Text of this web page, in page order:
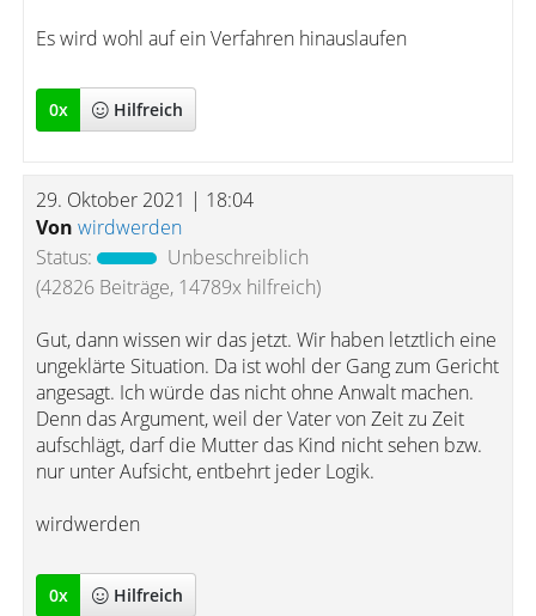
Es wird wohl auf ein Verfahren hinauslaufen
0x Hilfreich
29. Oktober 2021 | 18:04
Von wirdwerden
Status:
Unbeschreiblich
(42826 Beiträge, 14789x hilfreich)
Gut, dann wissen wir das jetzt. Wir haben letztlich eine
ungeklärte Situation. Da ist wohl der Gang zum Gericht
angesagt. Ich würde das nicht ohne Anwalt machen.
Denn das Argument, weil der Vater von Zeit zu Zeit
aufschlägt, darf die Mutter das Kind nicht sehen bzw.
nur unter Aufsicht, entbehrt jeder Logik.
wirdwerden
0x Hilfreich